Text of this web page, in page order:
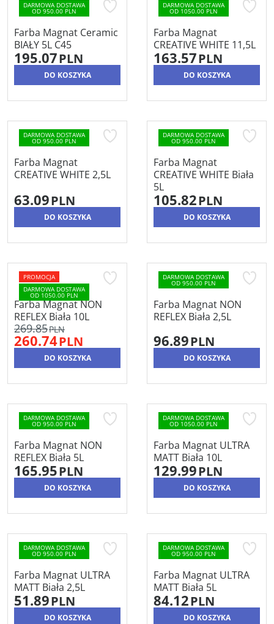
DARMOWA DOSTAWA
OD 950.00 PLN
Farba Magnat Ceramic
BIAŁY 5L C45
195.07PLN
DO KOSZYKA
DARMOWA DOSTAWA
OD 1050.00 PLN
Farba Magnat
CREATIVE WHITE 11,5L
163.57PLN
DO KOSZYKA
DARMOWA DOSTAWA
OD 950.00 PLN
Farba Magnat
CREATIVE WHITE 2,5L
63.09PLN
DO KOSZYKA
DARMOWA DOSTAWA
OD 950.00 PLN
Farba Magnat
CREATIVE WHITE Biała
5L
105.82PLN
DO KOSZYKA
PROMOCJA
DARMOWA DOSTAWA
OD 1050.00 PLN
Farba Magnat NON
REFLEX Biała 10L
269.85PLN
260.74PLN
DO KOSZYKA
DARMOWA DOSTAWA
OD 950.00 PLN
Farba Magnat NON
REFLEX Biała 2,5L
96.89PLN
DO KOSZYKA
DARMOWA DOSTAWA
OD 950.00 PLN
Farba Magnat NON
REFLEX Biała 5L
165.95PLN
DO KOSZYKA
DARMOWA DOSTAWA
OD 1050.00 PLN
Farba Magnat ULTRA
MATT Biała 10L
129.99PLN
DO KOSZYKA
DARMOWA DOSTAWA
OD 950.00 PLN
Farba Magnat ULTRA
MATT Biała 2,5L
51.89PLN
DO KOSZYKA
DARMOWA DOSTAWA
OD 950.00 PLN
Farba Magnat ULTRA
MATT Biała 5L
84.12PLN
DO KOSZYKA